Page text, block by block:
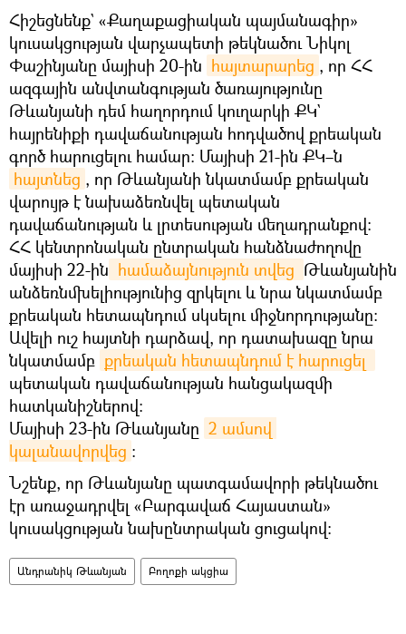
Հիշեցնենք` «Քաղաքացիական պայմանագիր»
կուսակցության վարչապետի թեկնածու Նիկոլ
Փաշինյանը մայիսի 20-ին հայտարարեց , որ ՀՀ
ազգային անվտանգության ծառայությունը
Թևանյանի դեմ հաղորդում կուղարկի ՔԿ`
հայրենիքի դավաճանության հոդվածով քրեական
գործ հարուցելու համար: Մայիսի 21-ին ՔԿ–ն
հայտնեց , որ Թևանյանի նկատմամբ քրեական
վարույթ է նախաձեռնվել պետական
դավաճանության և լրտեսության մեղադրանքով։
ՀՀ կենտրոնական ընտրական հանձնաժողովը
մայիսի 22-ին համաձայնություն տվեց Թևանյանին
անձեռնմխելիությունից զրկելու և նրա նկատմամբ
քրեական հետապնդում սկսելու միջնորդությանը։
Ավելի ուշ հայտնի դարձավ, որ դատախազը նրա
նկատմամբ
պետական դավաճանության հանցակազմի
հատկանիշներով:
Մայիսի 23-ին Թևանյանը 2 ամսով
կալանավորվեց ։
Նշենք, որ Թևանյանը պատգամավորի թեկնածու
էր առաջադրվել «Բարգավաճ Հայաստան»
կուսակցության նախընտրական ցուցակով։
Անդրանիկ Թևանյան Բողոքի ակցիա